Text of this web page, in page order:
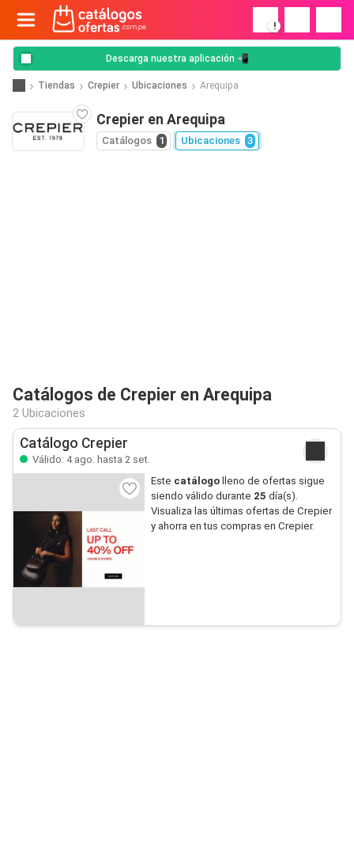
!
Descarga nuestra aplicación 📲
Tiendas Crepier Ubicaciones Arequipa
Crepier en Arequipa
Catálogos 1 Ubicaciones 3
Catálogos de Crepier en Arequipa
2 Ubicaciones
Catálogo Crepier
Válido: 4 ago. hasta 2 set.
Este catálogo lleno de ofertas sigue
siendo válido durante 25 día(s).
Visualiza las últimas ofertas de Crepier
y ahorra en tus compras en Crepier.